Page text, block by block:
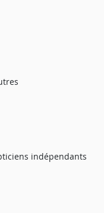
indépendants